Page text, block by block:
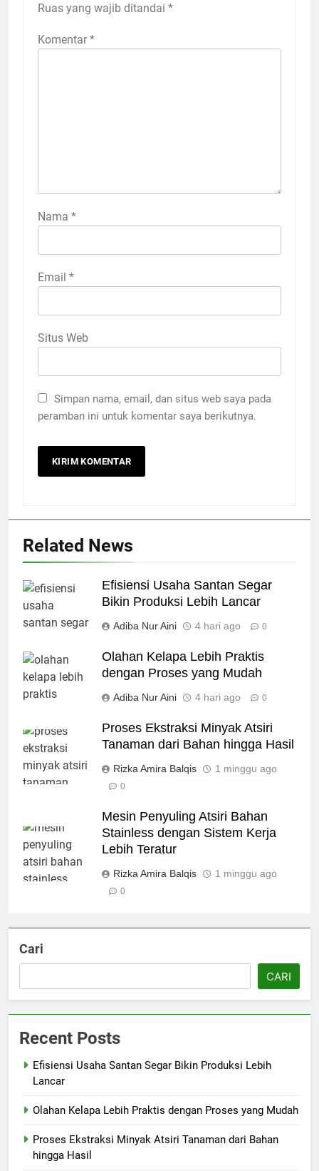
Ruas yang wajib ditandai *
Komentar *
Nama *
Email *
Situs Web
Simpan nama, email, dan situs web saya pada
peramban ini untuk komentar saya berikutnya.
Related News
Efisiensi Usaha Santan Segar
Bikin Produksi Lebih Lancar
Adiba Nur Aini 4 hari ago 0
Olahan Kelapa Lebih Praktis
dengan Proses yang Mudah
Adiba Nur Aini 4 hari ago 0
Proses Ekstraksi Minyak Atsiri
Tanaman dari Bahan hingga Hasil
Rizka Amira Balqis 1 minggu ago
0
Mesin Penyuling Atsiri Bahan
Stainless dengan Sistem Kerja
Lebih Teratur
Rizka Amira Balqis 1 minggu ago
0
Cari
CARI
Recent Posts
Efisiensi Usaha Santan Segar Bikin Produksi Lebih
Lancar
Olahan Kelapa Lebih Praktis dengan Proses yang Mudah
Proses Ekstraksi Minyak Atsiri Tanaman dari Bahan
hingga Hasil